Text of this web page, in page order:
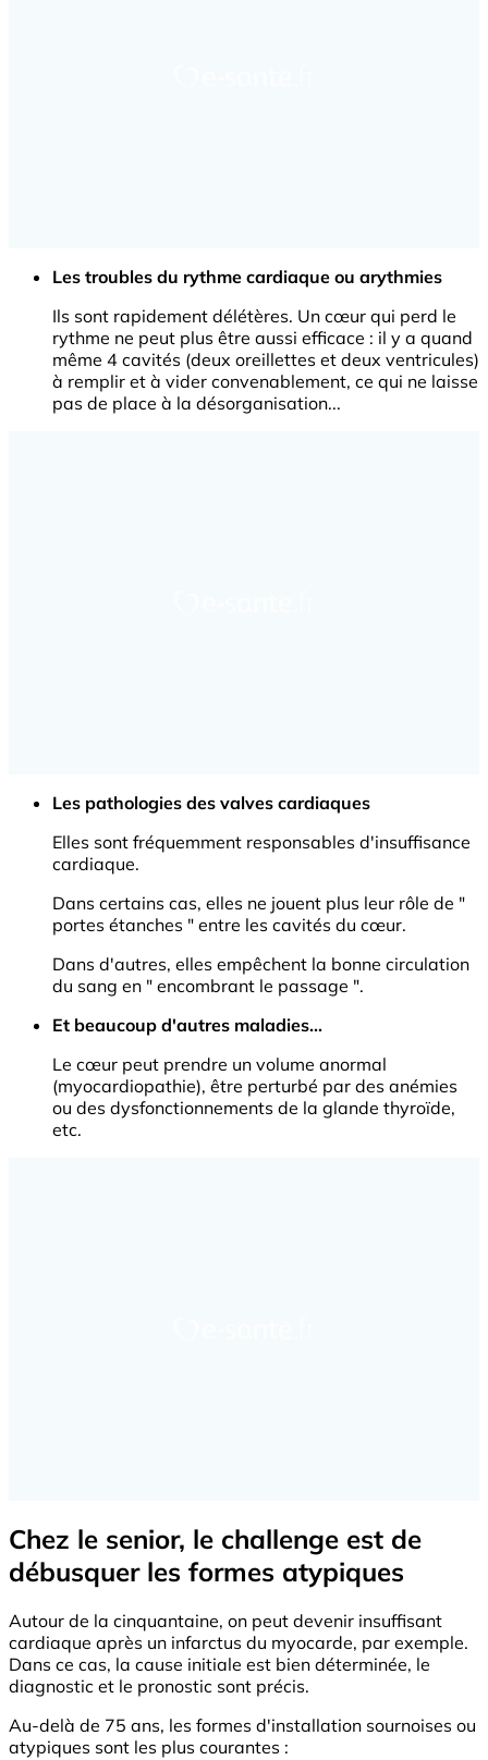
Les troubles du rythme cardiaque ou arythmies
Ils sont rapidement délétères. Un cœur qui perd le
rythme ne peut plus être aussi efficace : il y a quand
même 4 cavités (deux oreillettes et deux ventricules)
à remplir et à vider convenablement, ce qui ne laisse
pas de place à la désorganisation...
Les pathologies des valves cardiaques
Elles sont fréquemment responsables d'insuffisance
cardiaque.
Dans certains cas, elles ne jouent plus leur rôle de "
portes étanches " entre les cavités du cœur.
Dans d'autres, elles empêchent la bonne circulation
du sang en " encombrant le passage ".
Et beaucoup d'autres maladies...
Le cœur peut prendre un volume anormal
(myocardiopathie), être perturbé par des anémies
ou des dysfonctionnements de la glande thyroïde,
etc.
Chez le senior, le challenge est de
débusquer les formes atypiques
Autour de la cinquantaine, on peut devenir insuffisant
cardiaque après un infarctus du myocarde, par exemple.
Dans ce cas, la cause initiale est bien déterminée, le
diagnostic et le pronostic sont précis.
Au-delà de 75 ans, les formes d'installation sournoises ou
atypiques sont les plus courantes :